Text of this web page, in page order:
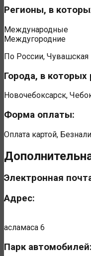
Регионы, в
Международные
Междугородние
По России, Чувашская
Города, в которых
Новочебоксарск,
Форма оплаты:
Оплата картой,
Электронная
Адрес:
асламаса 6
Парк автомобилей: